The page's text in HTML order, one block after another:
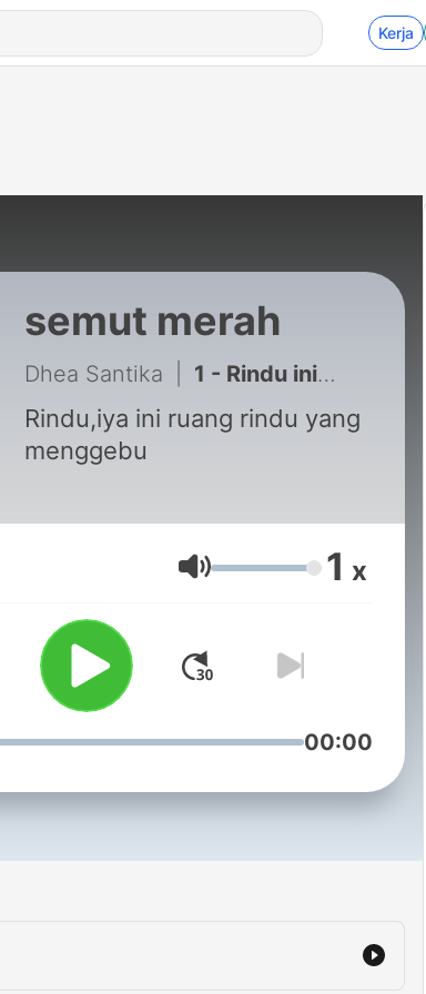
Kerja
semut merah
Dhea Santika 1 - Rindu ini hanya halusinasi
Rindu,iya ini ruang rindu yang
menggebu
Volume 1 x
00:00